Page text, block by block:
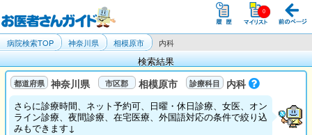
病院検索TOP 神奈川県 相模原市 内科
検索結果
神奈川県 相模原市 内科
さらに診療時間、ネット予約可、日曜・休日診療、女医、オン
ライン診療、夜間診療、在宅医療、外国語対応の条件で絞り込
みもできます↓